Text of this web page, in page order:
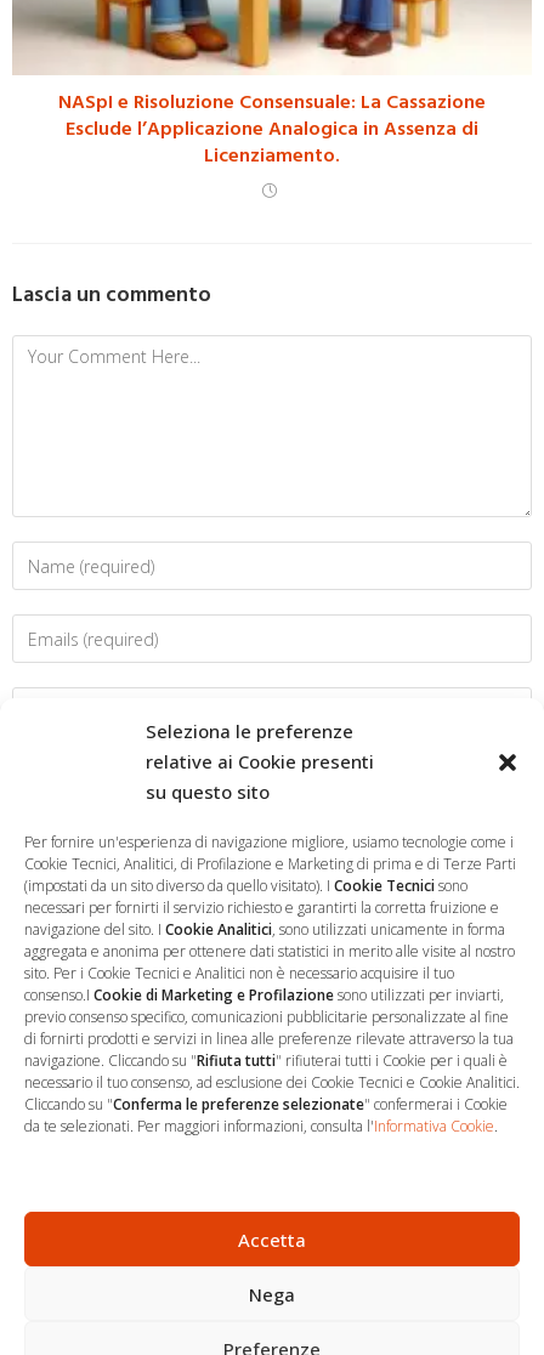
Seleziona le preferenze
relative ai Cookie presenti
su questo sito
Per fornire un'esperienza di navigazione migliore, usiamo tecnologie come i
Cookie Tecnici, Analitici, di Profilazione e Marketing di prima e di Terze Parti
(impostati da un sito diverso da quello visitato). I Cookie Tecnicisono
necessari per fornirti il servizio richiesto e garantirti la corretta fruizione e
navigazione del sito. I Cookie Analitici, sono utilizzati unicamente in forma
aggregata e anonima per ottenere dati statistici in merito alle visite al nostro
sito. Per i Cookie Tecnici e Analitici non è necessario acquisire il tuo
consenso.I Cookie di Marketing e Profilazionesono utilizzati per inviarti,
previo consenso specifico, comunicazioni pubblicitarie personalizzate al fine
di fornirti prodotti e servizi in linea alle preferenze rilevate attraverso la tua
navigazione. Cliccando su "Rifiuta tutti" rifiuterai tutti i Cookie per i quali è
necessario il tuo consenso, ad esclusione dei Cookie Tecnici e Cookie Analitici.
Cliccando su "Conferma le preferenze selezionate" confermerai i Cookie
da te selezionati. Per maggiori informazioni, consulta l'Informativa Cookie.
Accetta
Nega
Preferenze
NASpI e Risoluzione Consensuale: La Cassazione
Esclude l’Applicazione Analogica in Assenza di
Licenziamento.
Lascia un commento
Salva il mio nome, email e sito web in questo browser per la
prossima volta che commento.
… Sede Operativa
06 9522 7890
info@studioargari.it
P.I. 17504191002